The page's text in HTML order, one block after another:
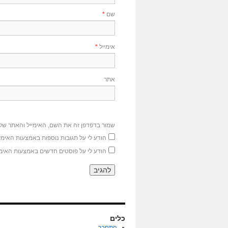
שם *
אימייל *
אתר
שמור בדפדפן זה את השם, האימייל והאתר
הודע לי על תגובות נוספות באמצעות
הודע לי על פוסטים חדשים באמצעות
כלים